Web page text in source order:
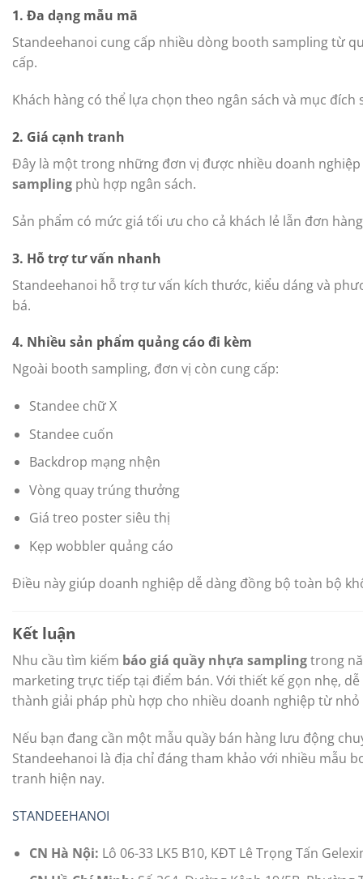
1. Đa dạng mẫu mã
Standeehanoi cung cấp nhiều dòng booth sampling từ
cấp.
Khách hàng có thể lựa chọn theo ngân sách và mục
2. Giá cạnh tranh
Đây là một trong những đơn vị được nhiều doanh
sampling phù hợp ngân sách.
Sản phẩm có mức giá tối ưu cho cả khách lẻ lẫn đơn
3. Hỗ trợ tư vấn nhanh
Standeehanoi hỗ trợ tư vấn kích thước, kiểu dáng và
bá.
4. Nhiều sản phẩm quảng cáo đi kèm
Ngoài booth sampling, đơn vị còn cung cấp:
Standee chữ X
Standee cuốn
Backdrop mạng nhện
Vòng quay trúng thưởng
Giá treo poster siêu thị
Kẹp wobbler quảng cáo
Điều này giúp doanh nghiệp dễ dàng đồng bộ toàn bộ
Kết luận
Nhu cầu tìm kiếm báo giá quầy nhựa samplingtrong
marketing trực tiếp tại điểm bán. Với thiết kế gọn nhẹ,
thành giải pháp phù hợp cho nhiều doanh nghiệp từ nhỏ
Nếu bạn đang cần một mẫu quầy bán hàng lưu động
Standeehanoi là địa chỉ đáng tham khảo với nhiều mẫu
tranh hiện nay.
STANDEEHANOI
CN Hà Nội: Lô 06-33 LK5 B10, KĐT Lê Trọng Tấn